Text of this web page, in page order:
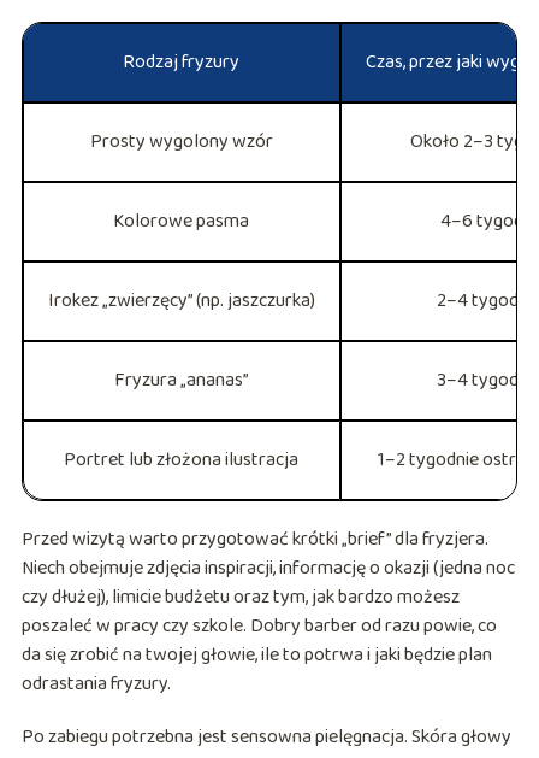
Rodzaj fryzury Czas, przez jaki
Prosty wygolony wzór Około 2–3
Kolorowe pasma 4–6 tygodni
Irokez „zwierzęcy” (np. jaszczurka) 2–4
Fryzura „ananas” 3–4
Portret lub złożona ilustracja 1–2 tygodnie
Przed wizytą warto przygotować krótki „brief” dla fryzjera.
Niech obejmuje zdjęcia inspiracji, informację o okazji (jedna noc
czy dłużej), limicie budżetu oraz tym, jak bardzo możesz
poszaleć w pracy czy szkole. Dobry barber od razu powie, co
da się zrobić na twojej głowie, ile to potrwa i jaki będzie plan
odrastania fryzury.
Po zabiegu potrzebna jest sensowna pielęgnacja. Skóra głowy